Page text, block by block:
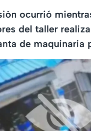
ocurrió
del taller
de maquinaria